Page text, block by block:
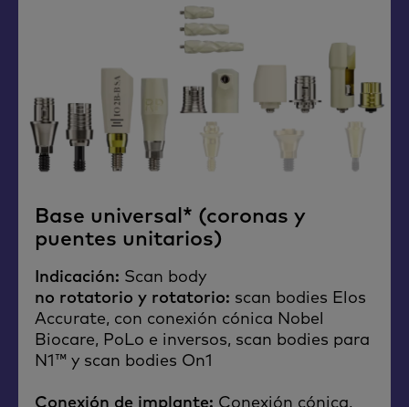
Base universal* (coronas y
puentes unitarios)
Indicación: Scan body
no rotatorio y rotatorio: scan bodies Elos
Accurate, con conexión cónica Nobel
Biocare, PoLo e inversos, scan bodies para
N1™ y scan bodies On1
Conexión de implante: Conexión cónica,